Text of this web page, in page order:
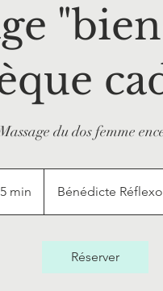
du dos femme
min
5
Bénédicte
Réserver